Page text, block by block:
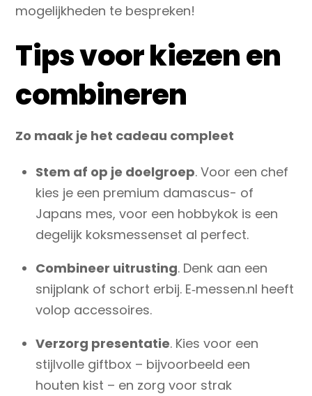
mogelijkheden te bespreken!
Tips voor kiezen en
combineren
Zo maak je het cadeau compleet
Stem af op je doelgroep. Voor een chef
kies je een premium damascus- of
Japans mes, voor een hobbykok is een
degelijk koksmessenset al perfect.
Combineer uitrusting. Denk aan een
snijplank of schort erbij. E‑messen.nl heeft
volop accessoires.
Verzorg presentatie. Kies voor een
stijlvolle giftbox – bijvoorbeeld een
houten kist – en zorg voor strak